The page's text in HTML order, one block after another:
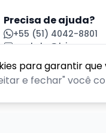
para garantir
e fechar" você
Precisa de ajuda?
+55 (51) 4042-8801
contato@tri.rs